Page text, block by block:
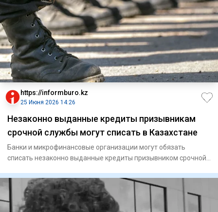
https://informburo.kz
25 Июня 2026 14:26
Незаконно выданные кредиты призывникам
срочной службы могут списать в Казахстане
Банки и микрофинансовые организации могут обязать
списать незаконно выданные кредиты призывником срочной